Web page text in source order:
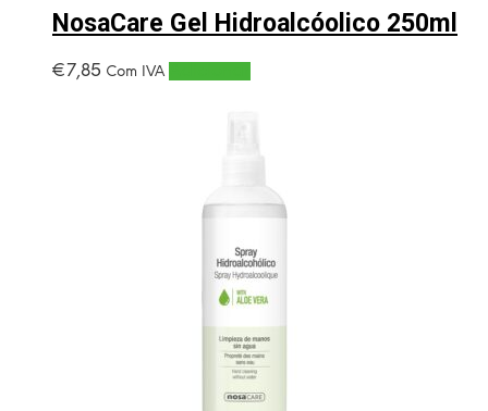
NosaCare Gel Hidroalcóolico 250ml
€7,85 Com IVA